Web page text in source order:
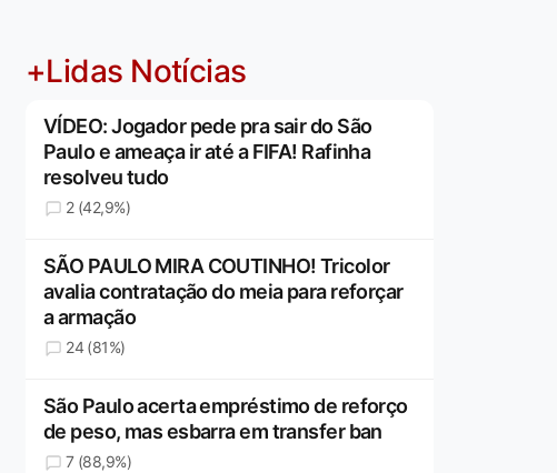
+Lidas Notícias
VÍDEO: Jogador pede pra sair do São
Paulo e ameaça ir até a FIFA! Rafinha
resolveu tudo
2 (42,9%)
SÃO PAULO MIRA COUTINHO! Tricolor
avalia contratação do meia para reforçar
a armação
24 (81%)
São Paulo acerta empréstimo de reforço
de peso, mas esbarra em transfer ban
7 (88,9%)